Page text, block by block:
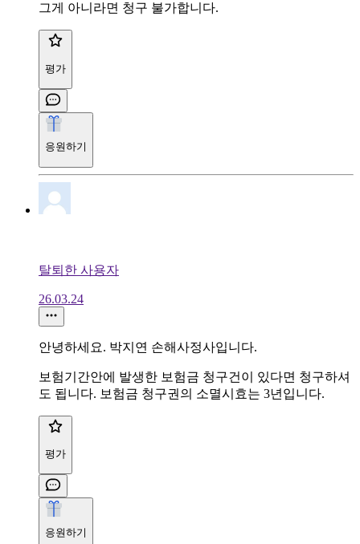
그게 아니라면 청구 불가합니다.
평가
응원하기
탈퇴한 사용자
26.03.24
안녕하세요. 박지연 손해사정사입니다.
보험기간안에 발생한 보험금 청구건이 있다면 청구하셔
도 됩니다. 보험금 청구권의 소멸시효는 3년입니다.
평가
응원하기